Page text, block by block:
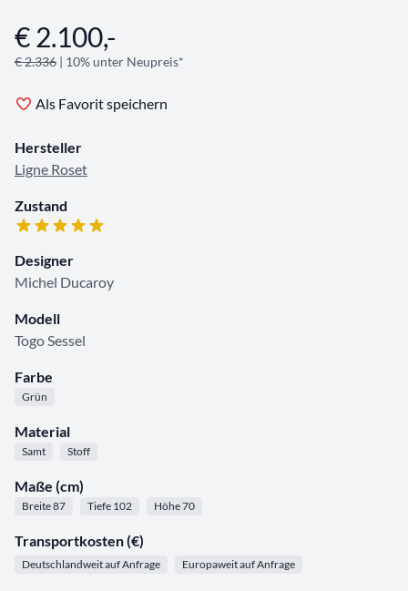
Angebotsinformationen
€ 2.100,-
€ 2.336 | 10% unter Neupreis*
Als Favorit speichern
Hersteller
Ligne Roset
Zustand
Designer
Michel Ducaroy
Modell
Togo Sessel
Farbe
Grün
Material
Samt Stoff
Maße (cm)
Breite 87 Tiefe 102 Höhe 70
Transportkosten (€)
Deutschlandweit auf Anfrage Europaweit auf Anfrage